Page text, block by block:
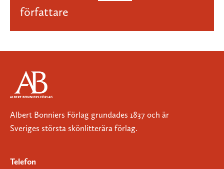
författare
Albert Bonniers Förlag grundades 1837 och är
Sveriges största skönlitterära förlag.
Telefon